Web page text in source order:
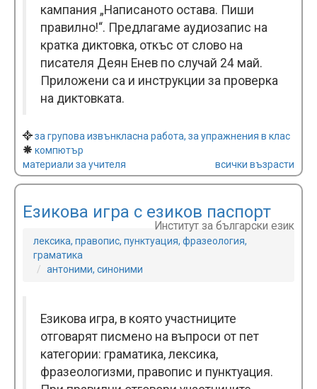
кампания „Написаното остава. Пиши
правилно!“. Предлагаме аудиозапис на
кратка диктовка, откъс от слово на
писателя Деян Енев по случай 24 май.
Приложени са и инструкции за проверка
на диктовката.
за групова извънкласна работа, за упражнения в клас
компютър
материали за учителя
всички възрасти
Езикова игра с езиков паспорт
Институт за български език
лексика, правопис, пунктуация, фразеология,
граматика
антоними, синоними
Езикова игра, в която участниците
отговарят писмено на въпроси от пет
категории: граматика, лексика,
фразеологизми, правопис и пунктуация.